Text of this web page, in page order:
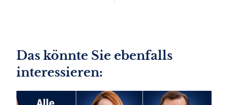
Das könnte Sie ebenfalls
interessieren: